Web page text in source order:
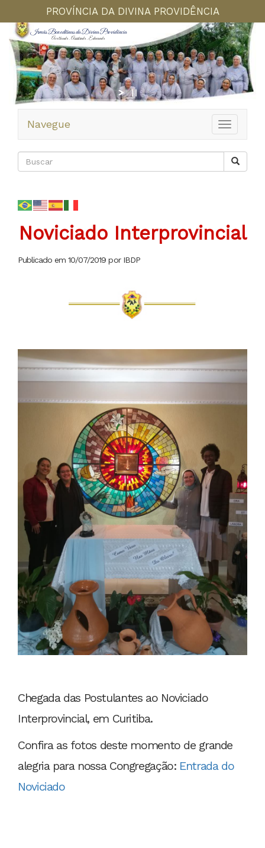
PROVÍNCIA DA DIVINA PROVIDÊNCIA
Irmãs Beneditinas da Divina Providência
Acolhendo . Assistindo . Educando
Toggle
navigation
Navegue
Noviciado Interprovincial
Publicado em 10/07/2019 por IBDP
Chegada das Postulantes ao Noviciado
Interprovincial, em Curitiba.
Confira as fotos deste momento de grande
alegria para nossa Congregação: Entrada do
Noviciado